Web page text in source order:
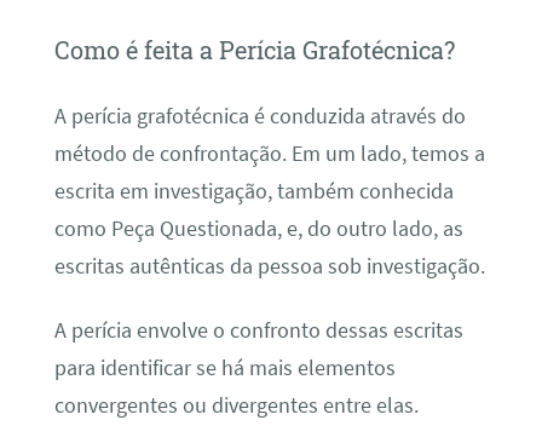
Como é feita a Perícia Grafotécnica?
A perícia grafotécnica é conduzida através do
método de confrontação. Em um lado, temos a
escrita em investigação, também conhecida
como Peça Questionada, e, do outro lado, as
escritas autênticas da pessoa sob investigação.
A perícia envolve o confronto dessas escritas
para identificar se há mais elementos
convergentes ou divergentes entre elas.